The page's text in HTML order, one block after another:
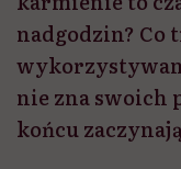
nadgodzin? Co
nie zna swoich
końcu